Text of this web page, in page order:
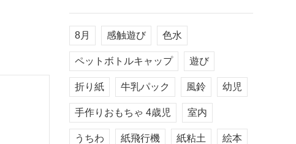
8月 感触遊び 色水
ペットボトルキャップ 遊び
折り紙 牛乳パック 風鈴 幼児
手作りおもちゃ 4歳児 室内
うちわ 紙飛行機 紙粘土 絵本